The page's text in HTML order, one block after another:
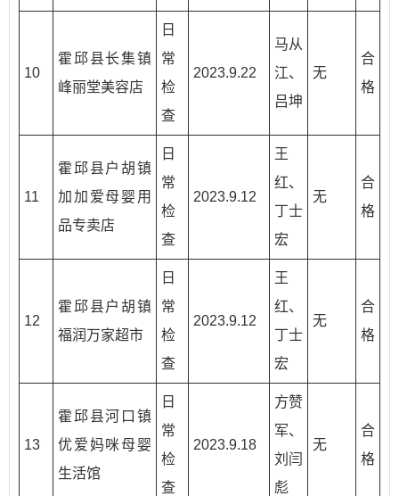
10
霍邱县长集镇
峰丽堂美容店
日
常
检
查
2023.9.22
马从
江、
吕坤
无
合
格
11
霍邱县户胡镇
加加爱母婴用
品专卖店
日
常
检
查
2023.9.12
王
红、
丁士
宏
无
合
格
12
霍邱县户胡镇
福润万家超市
日
常
检
查
2023.9.12
王
红、
丁士
宏
无
合
格
13
霍邱县河口镇
优爱妈咪母婴
生活馆
日
常
检
查
2023.9.18
方赞
军、
刘闫
彪
无
合
格